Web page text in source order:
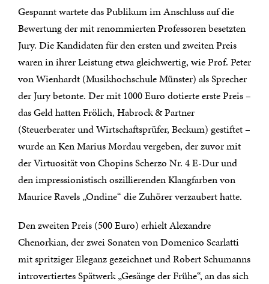
Gespannt wartete das Publikum im Anschluss auf die
Bewertung der mit renommierten Professoren besetzten
Jury. Die Kandidaten für den ersten und zweiten Preis
waren in ihrer Leistung etwa gleichwertig, wie Prof. Peter
von Wienhardt (Musikhochschule Münster) als Sprecher
der Jury betonte. Der mit 1000 Euro dotierte erste Preis –
das Geld hatten Frölich, Habrock & Partner
(Steuerberater und Wirtschaftsprüfer, Beckum) gestiftet –
wurde an Ken Marius Mordau vergeben, der zuvor mit
der Virtuosität von Chopins Scherzo Nr. 4 E-Dur und
den impressionistisch oszillierenden Klangfarben von
Maurice Ravels „Ondine“ die Zuhörer verzaubert hatte.
Den zweiten Preis (500 Euro) erhielt Alexandre
Chenorkian, der zwei Sonaten von Domenico Scarlatti
mit spritziger Eleganz gezeichnet und Robert Schumanns
introvertiertes Spätwerk „Gesänge der Frühe“, an das sich